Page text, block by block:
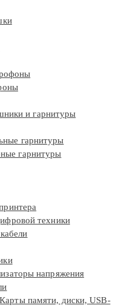
и гарнитуры
гарнитуры
гарнитуры
техники
напряжения
памяти, диски, USB-